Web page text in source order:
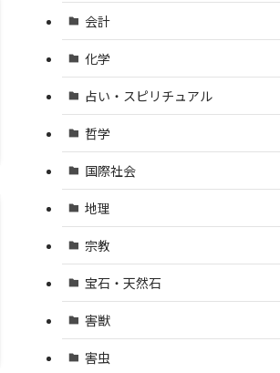
会計
化学
占い・スピリチュアル
哲学
国際社会
地理
宗教
宝石・天然石
害獣
害虫